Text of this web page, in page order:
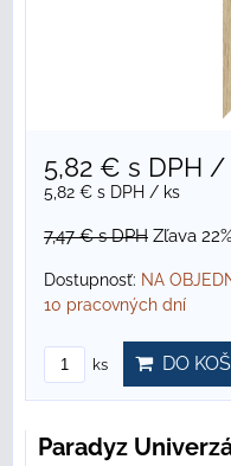
5,82 € s DPH /
5,82 € s DPH / ks
7,47 €s DPH Zľava 22%
Dostupnosť: NA
10 pracovných dní
ks DO
Paradyz